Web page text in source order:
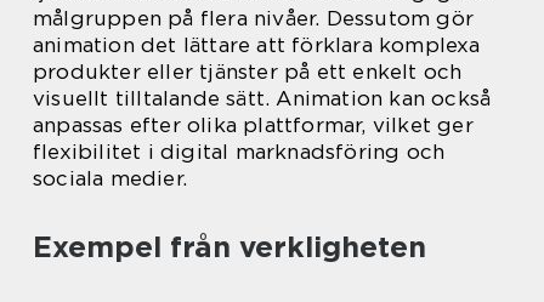
målgruppen på flera nivåer. Dessutom gör
animation det lättare att förklara komplexa
produkter eller tjänster på ett enkelt och
visuellt tilltalande sätt. Animation kan också
anpassas efter olika plattformar, vilket ger
flexibilitet i digital marknadsföring och
sociala medier.
Exempel från verkligheten